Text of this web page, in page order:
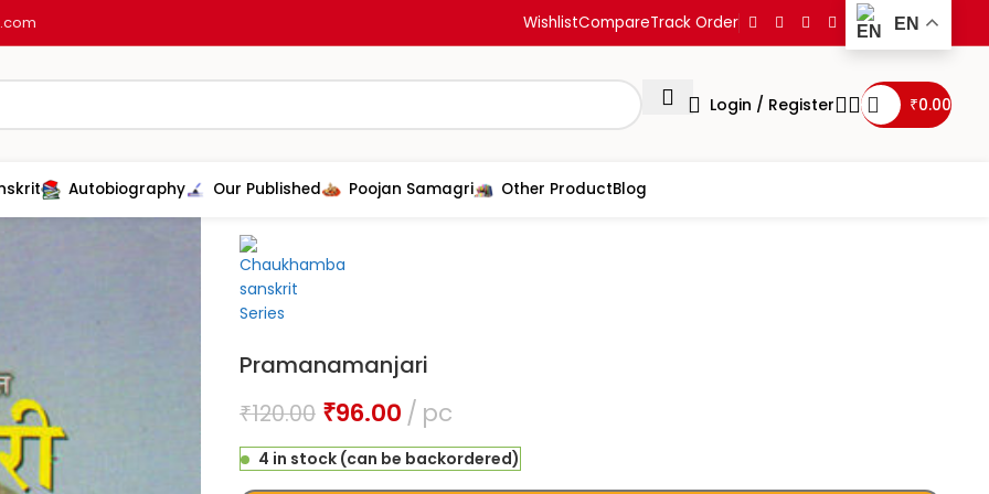
WishlistCompareTrack Order EN
Login / Register ₹0.00
Autobiography Our Published Poojan Samagri Other ProductBlog
Home Other product Vastu shastra Pramanamanjari
Pramanamanjari
₹120.00 ₹96.00 pc
4 in stock (can be backordered)